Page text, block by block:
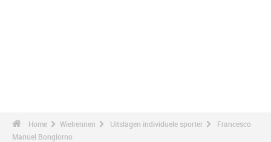
Home Wielrennen Uitslagen individuele sporter
Francesco
Manuel Bongiorno